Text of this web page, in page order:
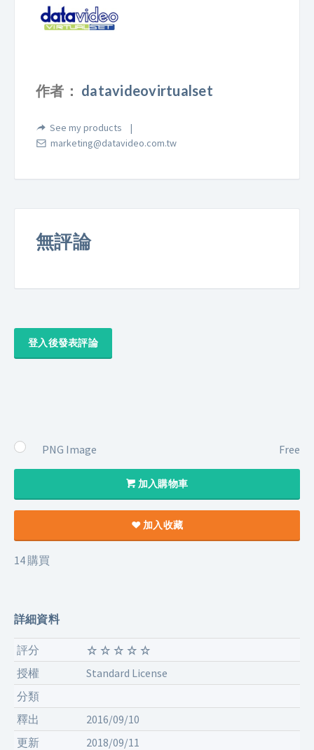
作者： datavideovirtualset
See my products
marketing@datavideo.com.tw
無評論
登入後發表評論
PNG Image Free
加入購物車
加入收藏
14 購買
詳細資料
評分
授權
Standard License
分類
釋出
2016/09/10
更新
2018/09/11